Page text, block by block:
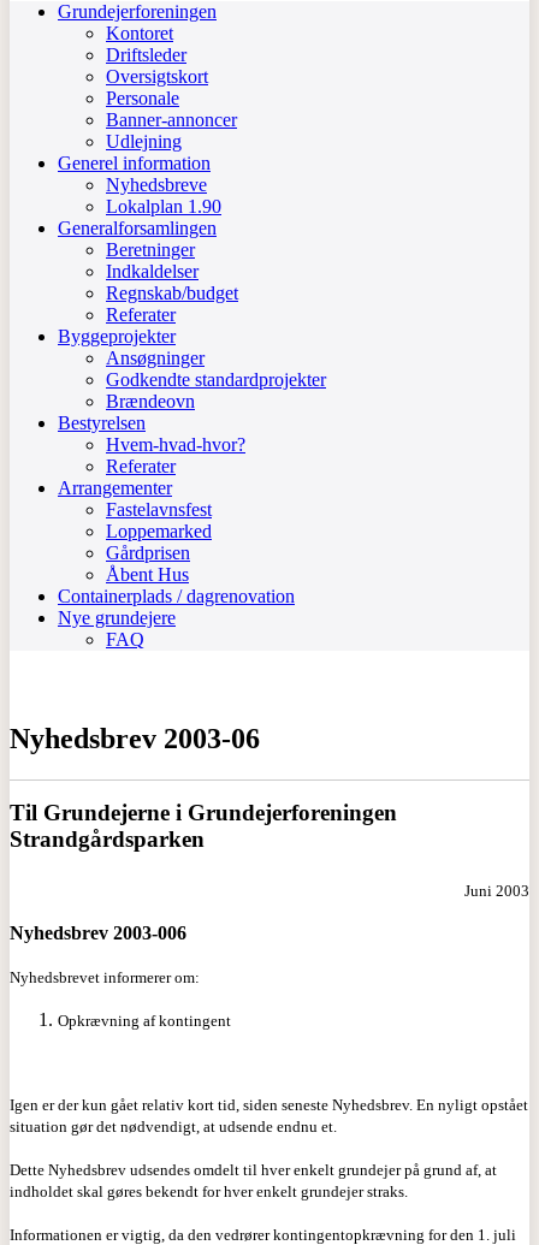
Grundejerforeningen
Kontoret
Driftsleder
Oversigtskort
Personale
Banner-annoncer
Udlejning
Generel information
Nyhedsbreve
Lokalplan 1.90
Generalforsamlingen
Beretninger
Indkaldelser
Regnskab/budget
Referater
Byggeprojekter
Ansøgninger
Godkendte standardprojekter
Brændeovn
Bestyrelsen
Hvem-hvad-hvor?
Referater
Arrangementer
Fastelavnsfest
Loppemarked
Gårdprisen
Åbent Hus
Containerplads / dagrenovation
Nye grundejere
FAQ
Nyhedsbrev 2003-06
Til Grundejerne i Grundejerforeningen
Strandgårdsparken
Juni 2003
Nyhedsbrev 2003-006
Nyhedsbrevet informerer om:
Opkrævning af kontingent
Igen er der kun gået relativ kort tid, siden seneste Nyhedsbrev. En nyligt opstået
situation gør det nødvendigt, at udsende endnu et.
Dette Nyhedsbrev udsendes omdelt til hver enkelt grundejer på grund af, at
indholdet skal gøres bekendt for hver enkelt grundejer straks.
Informationen er vigtig, da den vedrører kontingentopkrævning for den 1. juli